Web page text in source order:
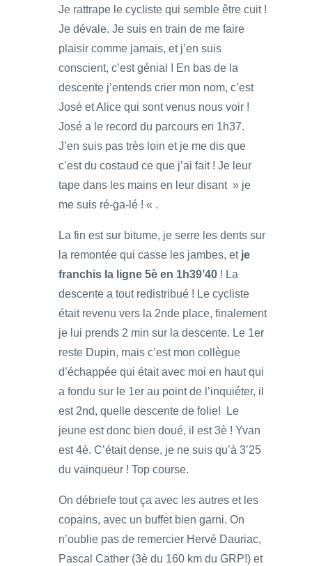
Je rattrape le cycliste qui semble être cuit !
Je dévale. Je suis en train de me faire
plaisir comme jamais, et j’en suis
conscient, c’est génial ! En bas de la
descente j’entends crier mon nom, c’est
José et Alice qui sont venus nous voir !
José a le record du parcours en 1h37.
J’en suis pas très loin et je me dis que
c’est du costaud ce que j’ai fait ! Je leur
tape dans les mains en leur disant » je
me suis ré-ga-lé ! « .
La fin est sur bitume, je serre les dents sur
la remontée qui casse les jambes, et je
franchis la ligne 5è en 1h39’40 ! La
descente a tout redistribué ! Le cycliste
était revenu vers la 2nde place, finalement
je lui prends 2 min sur la descente. Le 1er
reste Dupin, mais c’est mon collègue
d’échappée qui était avec moi en haut qui
a fondu sur le 1er au point de l’inquiéter, il
est 2nd, quelle descente de folie! Le
jeune est donc bien doué, il est 3è ! Yvan
est 4è. C’était dense, je ne suis qu’à 3’25
du vainqueur ! Top course.
On débriefe tout ça avec les autres et les
copains, avec un buffet bien garni. On
n’oublie pas de remercier Hervé Dauriac,
Pascal Cather (3è du 160 km du GRP!) et